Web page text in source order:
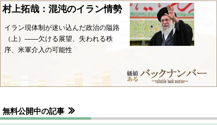
村上拓哉：混沌のイラン情勢
イラン現体制が迷い込んだ政治の隘路
（上）――欠ける展望、失われる秩
序、米軍介入の可能性
無料公開中の記事